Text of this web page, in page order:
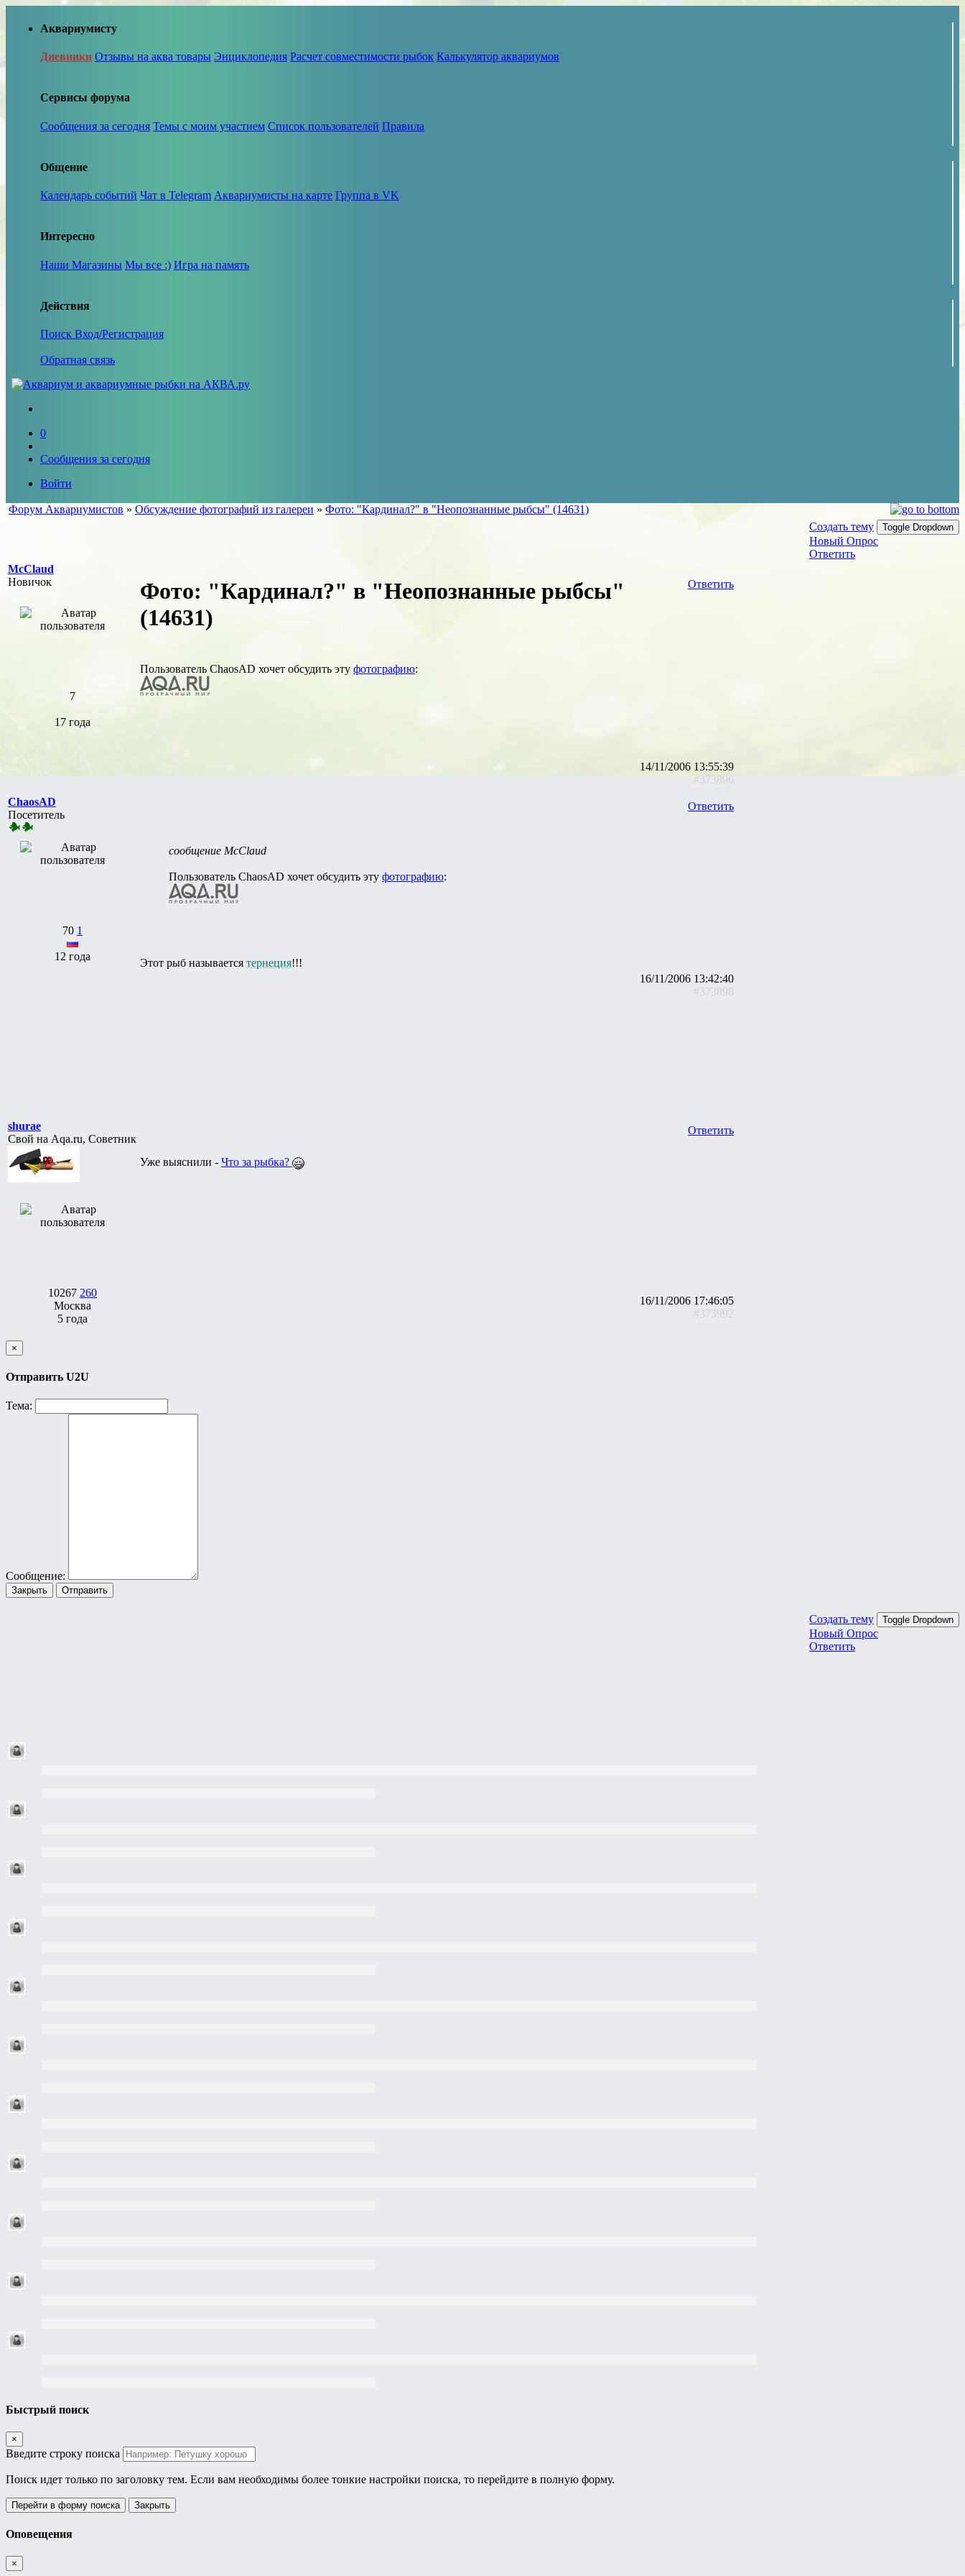
Аквариумисту
Дневники Отзывы на аква товары Энциклопедия Расчет совместимости рыбок Калькулятор аквариумов
Сервисы форума
Сообщения за сегодня Темы с моим участием Список пользователей Правила
Общение
Календарь событий Чат в Telegram Аквариумисты на карте Группа в VK
Интересно
Наши Магазины Мы все :) Игра на память
Действия
Поиск Вход/Регистрация
Обратная связь
0
Сообщения за сегодня
Войти
Форум Аквариумистов » Обсуждение фотографий из галереи » Фото: "Кардинал?" в "Неопознанные рыбсы" (14631)
Создать тему
Toggle Dropdown
Новый Опрос
Ответить
McClaud
Новичок
7
17 года
Ответить
Фото: "Кардинал?" в "Неопознанные рыбсы"
(14631)
Пользователь ChaosAD хочет обсудить эту фотографию:
14/11/2006 13:55:39
#373896
ChaosAD
Посетитель
70 1
12 года
Ответить
сообщение McClaud
Пользователь ChaosAD хочет обсудить эту фотографию:
Этот рыб называется тернеция!!!
16/11/2006 13:42:40
#373898
shurae
Свой на Aqa.ru, Советник
10267 260
Москва
5 года
Ответить
Уже выяснили - Что за рыбка?
16/11/2006 17:46:05
#373992
×
Отправить U2U
Тема:
Сообщение:
Закрыть Отправить
Создать тему Toggle Dropdown
Новый Опрос
Ответить
Быстрый поиск
×
Введите строку поиска
Поиск идет только по заголовку тем. Если вам необходимы более тонкие настройки поиска, то перейдите в полную форму.
Перейти в форму поиска Закрыть
Оповещения
×